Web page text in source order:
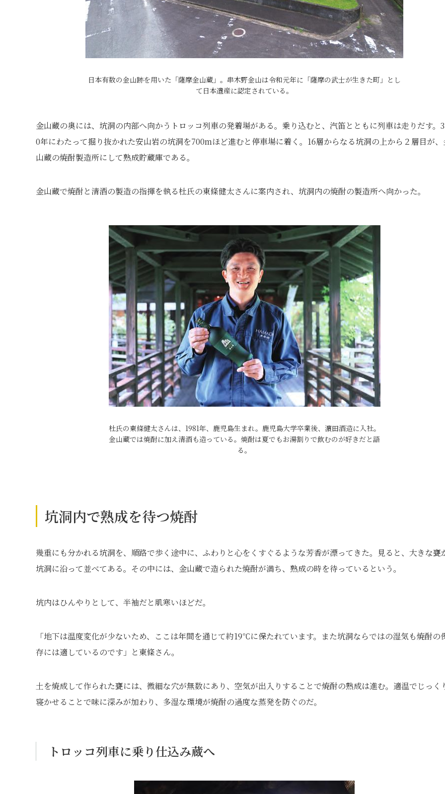
日本有数の金山跡を用いた「薩摩金山蔵」。串木野金山は令和元年に「薩摩の武士が生きた町」とし
て日本遺産に認定されている。
金山蔵の奥には、坑洞の内部へ向かうトロッコ列車の発着場がある。乗り込むと、汽笛とともに列車は走りだす。
0年にわたって掘り抜かれた安山岩の坑洞を700mほど進むと停車場に着く。16層からなる坑洞の上から２層目が、
山蔵の焼酎製造所にして熟成貯蔵庫である。
金山蔵で焼酎と清酒の製造の指揮を執る杜氏の東條健太さんに案内され、坑洞内の焼酎の製造所へ向かった。
杜氏の東條健太さんは、1981年、鹿児島生まれ。鹿児島大学卒業後、濵田酒造に入社。
金山蔵では焼酎に加え清酒も造っている。焼酎は夏でもお湯割りで飲むのが好きだと語
る。
坑洞内で熟成を待つ焼酎
幾重にも分かれる坑洞を、順路で歩く途中に、ふわりと心をくすぐるような芳香が漂ってきた。見ると、大きな甕
坑洞に沿って並べてある。その中には、金山蔵で造られた焼酎が満ち、熟成の時を待っているという。
坑内はひんやりとして、半袖だと肌寒いほどだ。
「地下は温度変化が少ないため、ここは年間を通じて約19℃に保たれています。また坑洞ならではの湿気も焼酎の
存には適しているのです」と東條さん。
土を焼成して作られた甕には、微細な穴が無数にあり、空気が出入りすることで焼酎の熟成は進む。適温でじっく
寝かせることで味に深みが加わり、多湿な環境が焼酎の過度な蒸発を防ぐのだ。
トロッコ列車に乗り仕込み蔵へ